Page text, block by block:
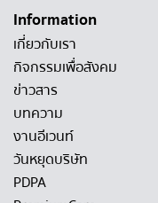
Information
เกี่ยวกับเรา
กิจกรรมเพื่อสังคม
ข่าวสาร
บทความ
งานอีเวนท์
วันหยุดบริษัท
PDPA